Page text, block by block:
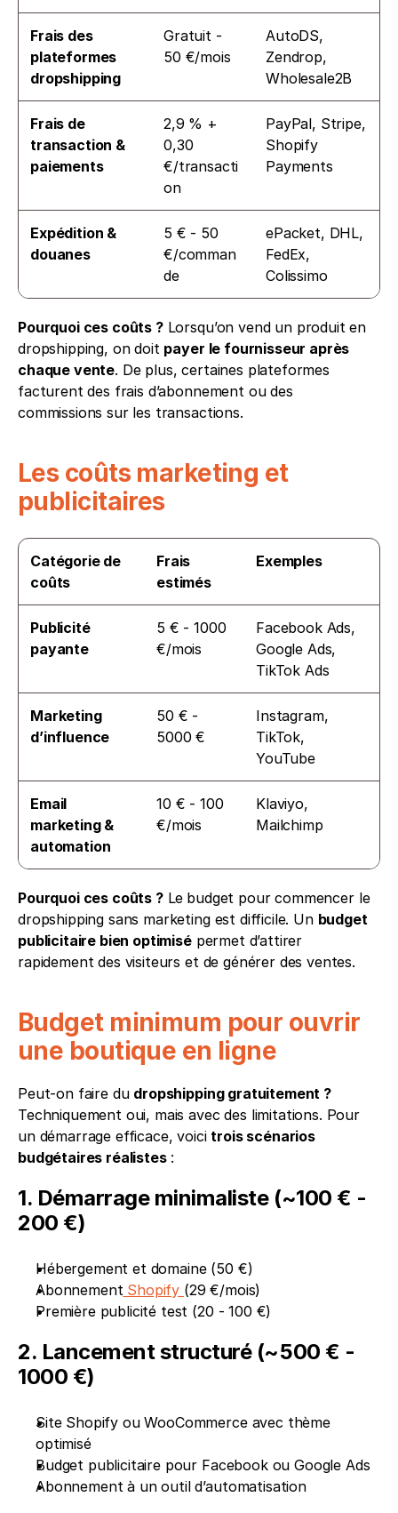
Frais des
plateformes
dropshipping
Gratuit -
50 €/mois
AutoDS,
Zendrop,
Wholesale2B
Frais de
transaction &
paiements
2,9 % +
0,30
€/transacti
on
PayPal, Stripe,
Shopify
Payments
Expédition &
douanes
5 € - 50
€/comman
de
ePacket, DHL,
FedEx,
Colissimo
Pourquoi ces coûts ? Lorsqu’on vend un produit en
dropshipping, on doit payer le fournisseur après
chaque vente. De plus, certaines plateformes
facturent des frais d’abonnement ou des
commissions sur les transactions.
Les coûts marketing et
publicitaires
Catégorie de
coûts
Frais
estimés
Exemples
Publicité
payante
5 € - 1000
€/mois
Facebook Ads,
Google Ads,
TikTok Ads
Marketing
d’influence
50 € -
5000 €
Instagram,
TikTok,
YouTube
Email
marketing &
automation
10 € - 100
€/mois
Klaviyo,
Mailchimp
Pourquoi ces coûts ? Le budget pour commencer le
dropshipping sans marketing est difficile. Un budget
publicitaire bien optimisé permet d’attirer
rapidement des visiteurs et de générer des ventes.
Budget minimum pour ouvrir
une boutique en ligne
Peut-on faire du dropshipping gratuitement ?
Techniquement oui, mais avec des limitations. Pour
un démarrage efficace, voici trois scénarios
budgétaires réalistes :
1. Démarrage minimaliste (~100 € -
200 €)
Hébergement et domaine (50 €)
Abonnement Shopify (29 €/mois)
Première publicité test (20 - 100 €)
2. Lancement structuré (~500 € -
1000 €)
Site Shopify ou WooCommerce avec thème
optimisé
Budget publicitaire pour Facebook ou Google Ads
Abonnement à un outil d’automatisation